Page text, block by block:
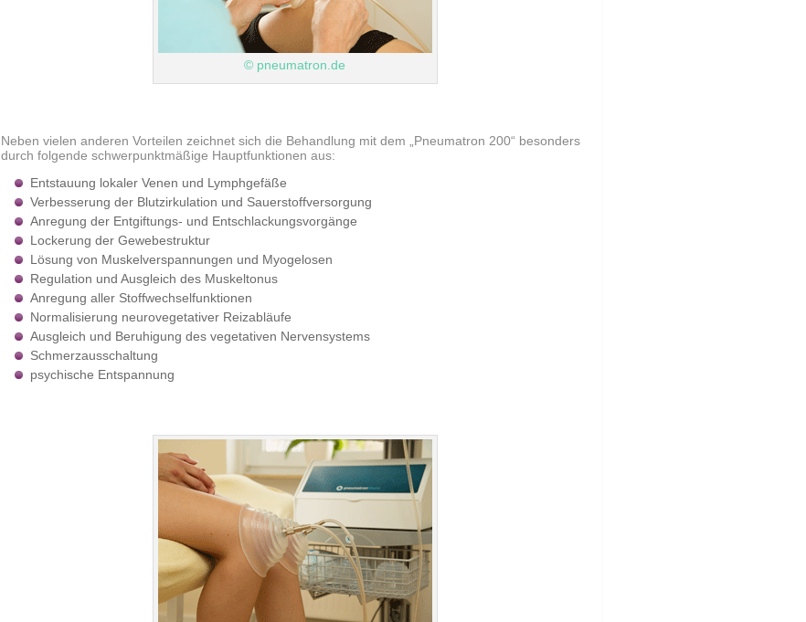
© pneumatron.de
Neben vielen anderen Vorteilen zeichnet sich die Behandlung mit dem „Pneumatron 200“ besonders
durch folgende schwerpunktmäßige Hauptfunktionen aus:
Entstauung lokaler Venen und Lymphgefäße
Verbesserung der Blutzirkulation und Sauerstoffversorgung
Anregung der Entgiftungs- und Entschlackungsvorgänge
Lockerung der Gewebestruktur
Lösung von Muskelverspannungen und Myogelosen
Regulation und Ausgleich des Muskeltonus
Anregung aller Stoffwechselfunktionen
Normalisierung neurovegetativer Reizabläufe
Ausgleich und Beruhigung des vegetativen Nervensystems
Schmerzausschaltung
psychische Entspannung